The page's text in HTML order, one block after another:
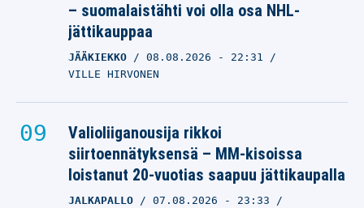
– suomalaistähti voi olla osa NHL-
jättikauppaa
JÄÄKIEKKO 08.08.2026 - 22:31
VILLE HIRVONEN
Valioliiganousija rikkoi
siirtoennätyksensä – MM-kisoissa
loistanut 20-vuotias saapuu jättikaupalla
JALKAPALLO 07.08.2026 - 23:33